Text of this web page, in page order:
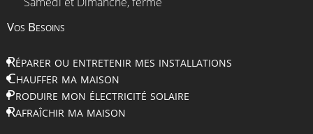
Vos Besoins
Réparer ou entretenir mes installations
Chauffer ma maison
Produire mon électricité solaire
Rafraîchir ma maison